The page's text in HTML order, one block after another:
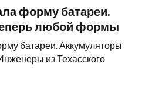
форму батареи.
любой формы
батареи. Аккумуляторы
из Техасского